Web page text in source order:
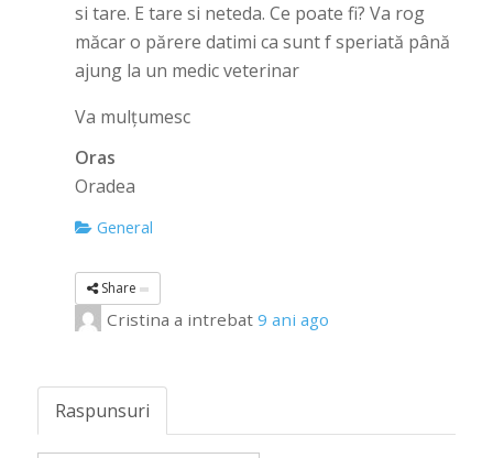
si tare. E tare si neteda. Ce poate fi? Va rog
măcar o părere datimi ca sunt f speriată până
ajung la un medic veterinar
Va mulțumesc
Oras
Oradea
General
Share
Cristina a intrebat 9 ani ago
Raspunsuri